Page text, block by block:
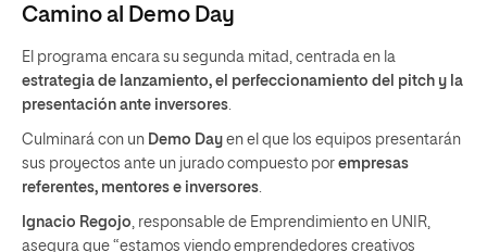
Camino al Demo Day
El programa encara su segunda mitad, centrada en la
estrategia de lanzamiento, el perfeccionamiento del pitch y la
presentación ante inversores
Culminará con un Demo Day en el que los equipos presentarán
sus proyectos ante un jurado compuesto por empresas
referentes, mentores e inversores
Ignacio Regojo , responsable de Emprendimiento en UNIR,
asegura que “estamos viendo emprendedores creativos